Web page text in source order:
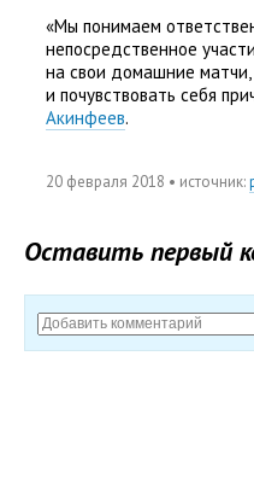
«Мы понимаем
непосредственное
на свои домашние матчи,
и почувствовать себя
Акинфеев.
20 февраля 2018 • источник:
Оставить первый